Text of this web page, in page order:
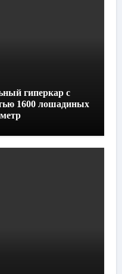
гиперкар с
1600 лошадиных